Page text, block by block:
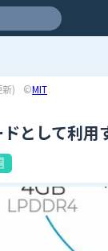
) ©MIT
として利用